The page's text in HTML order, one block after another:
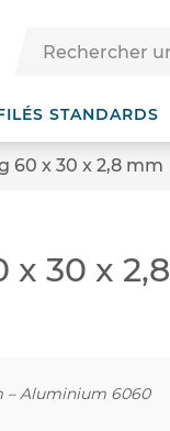
STANDARDS
60 x 30 x 2,8 mm
x 30 x 2,8
– Aluminium 6060